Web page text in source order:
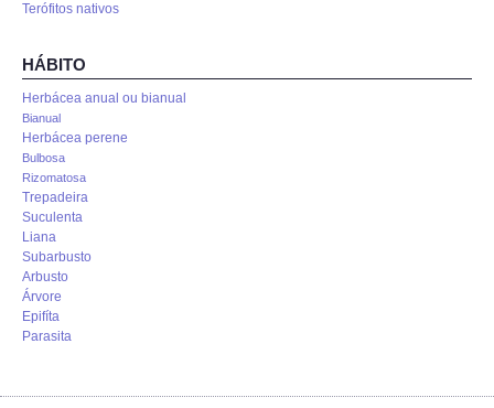
Terófitos nativos
HÁBITO
Herbácea anual ou bianual
Bianual
Herbácea perene
Bulbosa
Rizomatosa
Trepadeira
Suculenta
Liana
Subarbusto
Arbusto
Árvore
Epifíta
Parasita